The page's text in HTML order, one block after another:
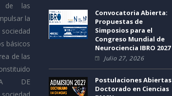
de las
la
básicos
de las
DE
Convocatoria Abierta:
Propuestas de
Simposios para el
Congreso Mundial de
Neurociencia IBRO 2027
Julio 27, 2026
Postulaciones Abiertas
Doctorado en Ciencias